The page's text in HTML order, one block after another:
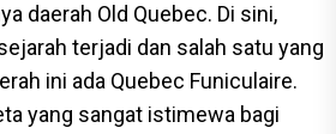
daerah Old Quebec. Di sini,
terjadi dan salah satu yang
ini ada Quebec Funiculaire.
yang sangat istimewa bagi